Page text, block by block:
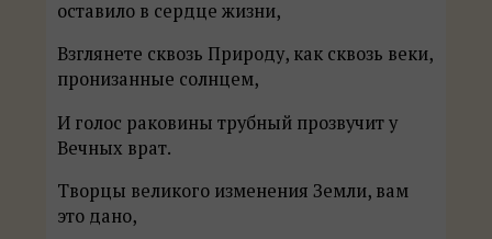
оставило в сердце жизни,
Взглянете сквозь Природу, как сквозь веки,
пронизанные солнцем,
И голос раковины трубный прозвучит у
Вечных врат.
Творцы великого изменения Земли, вам
это дано,